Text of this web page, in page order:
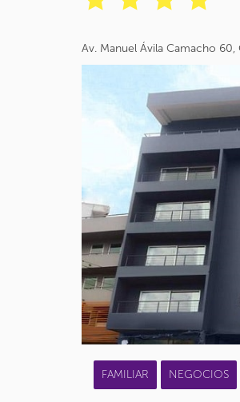
Av. Manuel Ávila Camacho
FAMILIAR NEGOCIOS